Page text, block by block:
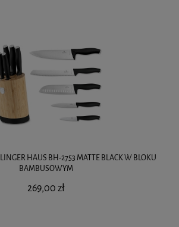
HAUS BH-2753 MATTE BLACK W BLOKU
BAMBUSOWYM
269,00 zł